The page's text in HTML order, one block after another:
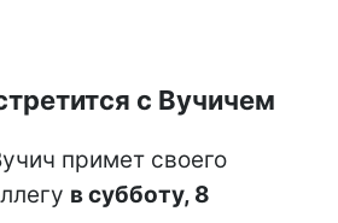
с Вучичем
примет своего
в субботу, 8